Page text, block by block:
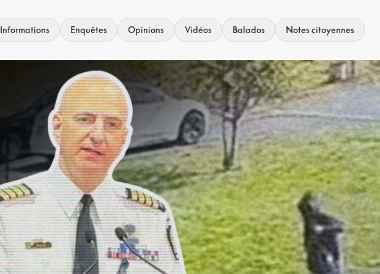
Informations Enquêtes Opinions Vidéos Balados Notes citoyennes